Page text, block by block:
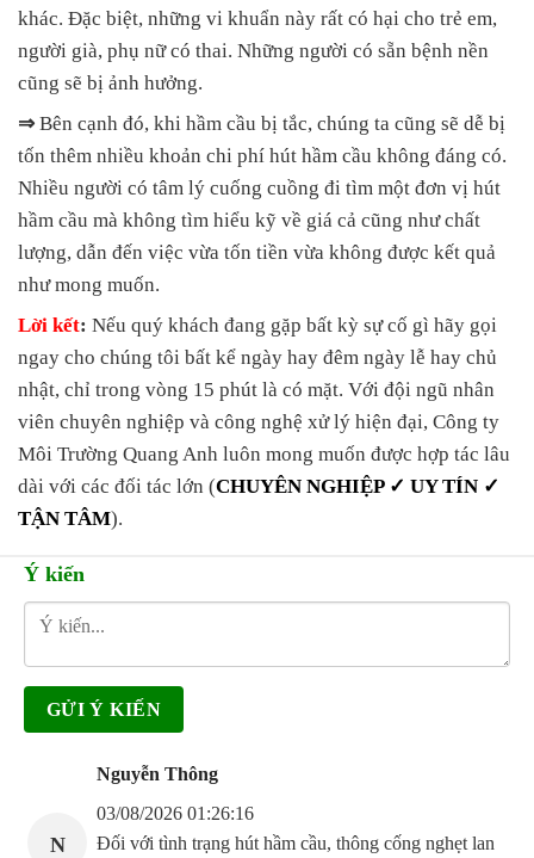
khác. Đặc biệt, những vi khuẩn này rất có hại cho trẻ em,
người già, phụ nữ có thai. Những người có sẵn bệnh nền
cũng sẽ bị ảnh hưởng.
⇒ Bên cạnh đó, khi hầm cầu bị tắc, chúng ta cũng sẽ dễ bị
tốn thêm nhiều khoản chi phí hút hầm cầu không đáng có.
Nhiều người có tâm lý cuống cuồng đi tìm một đơn vị hút
hầm cầu mà không tìm hiểu kỹ về giá cả cũng như chất
lượng, dẫn đến việc vừa tốn tiền vừa không được kết quả
như mong muốn.
Lời kết: Nếu quý khách đang gặp bất kỳ sự cố gì hãy gọi
ngay cho chúng tôi bất kể ngày hay đêm ngày lễ hay chủ
nhật, chỉ trong vòng 15 phút là có mặt. Với đội ngũ nhân
viên chuyên nghiệp và công nghệ xử lý hiện đại, Công ty
Môi Trường Quang Anh luôn mong muốn được hợp tác lâu
dài với các đối tác lớn (CHUYÊN NGHIỆP ✓ UY TÍN ✓
TẬN TÂM).
Ý kiến
N
Nguyễn Thông
03/08/2026 01:26:16
Đối với tình trạng hút hầm cầu, thông cống nghẹt lan